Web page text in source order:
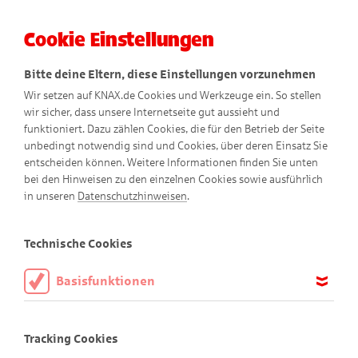
Schwebendes Wasser
Cookie Einstellungen
Bitte deine Eltern, diese Einstellungen vorzunehmen
Wir setzen auf KNAX.de Cookies und Werkzeuge ein. So stellen
wir sicher, dass unsere Internetseite gut aussieht und
funktioniert. Dazu zählen Cookies, die für den Betrieb der Seite
unbedingt notwendig sind und Cookies, über deren Einsatz Sie
entscheiden können. Weitere Informationen finden Sie unten
bei den Hinweisen zu den einzelnen Cookies sowie ausführlich
in unseren Datenschutzhinweisen.
Technische Cookies
Basisfunktionen
aktiviert sein.
Tracking Cookies